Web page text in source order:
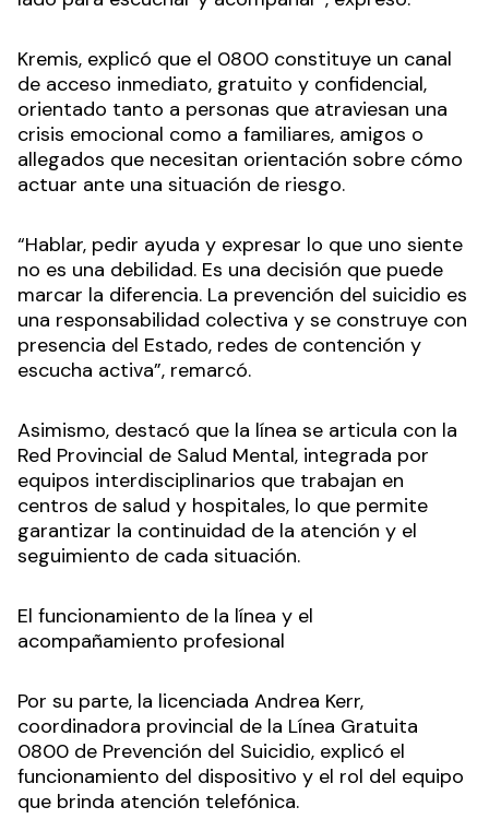
Kremis, explicó que el 0800 constituye un canal
de acceso inmediato, gratuito y confidencial,
orientado tanto a personas que atraviesan una
crisis emocional como a familiares, amigos o
allegados que necesitan orientación sobre cómo
actuar ante una situación de riesgo.
“Hablar, pedir ayuda y expresar lo que uno siente
no es una debilidad. Es una decisión que puede
marcar la diferencia. La prevención del suicidio es
una responsabilidad colectiva y se construye con
presencia del Estado, redes de contención y
escucha activa”, remarcó.
Asimismo, destacó que la línea se articula con la
Red Provincial de Salud Mental, integrada por
equipos interdisciplinarios que trabajan en
centros de salud y hospitales, lo que permite
garantizar la continuidad de la atención y el
seguimiento de cada situación.
El funcionamiento de la línea y el
acompañamiento profesional
Por su parte, la licenciada Andrea Kerr,
coordinadora provincial de la Línea Gratuita
0800 de Prevención del Suicidio, explicó el
funcionamiento del dispositivo y el rol del equipo
que brinda atención telefónica.